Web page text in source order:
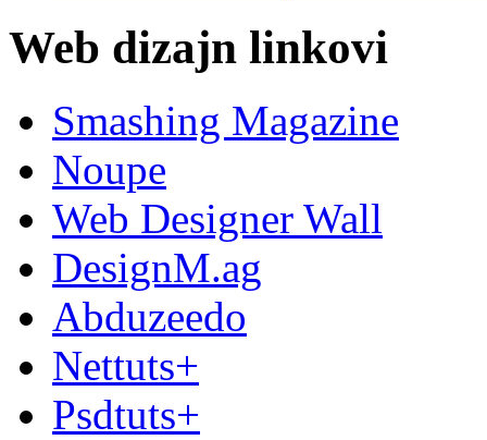
Web dizajn linkovi
Smashing Magazine
Noupe
Web Designer Wall
DesignM.ag
Abduzeedo
Nettuts+
Psdtuts+